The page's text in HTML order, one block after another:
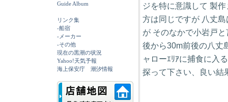
Guide Album
リンク集
-船宿
-メーカー
-その他
現在の黒潮の状況
Yahoo!天気予報
海上保安庁 潮汐情報
ジを特に意識して 製
方は同じですが 八丈
が そのなかで小岩戸
後から30m前後の八丈
ャローｴﾘｱに捕食に入
探って下さい、良い結